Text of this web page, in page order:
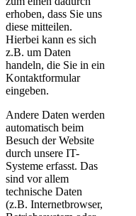
erhoben, dass Sie uns
diese mitteilen.
Hierbei kann es sich
z.B. um Daten
handeln, die Sie in ein
Kontaktformular
eingeben.
Andere Daten werden
automatisch beim
Besuch der Website
durch unsere IT-
Systeme erfasst. Das
sind vor allem
technische Daten
(z.B. Internetbrowser,